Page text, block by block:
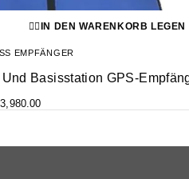
IN DEN WARENKORB LEGEN
EMPFÄNGER
Basisstation GPS-
3,980.00